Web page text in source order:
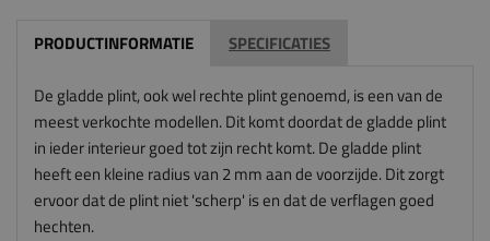
PRODUCTINFORMATIE SPECIFICATIES
De gladde plint, ook wel rechte plint genoemd, is een van de
meest verkochte modellen. Dit komt doordat de gladde plint
in ieder interieur goed tot zijn recht komt. De gladde plint
heeft een kleine radius van 2 mm aan de voorzijde. Dit zorgt
ervoor dat de plint niet 'scherp' is en dat de verflagen goed
hechten.